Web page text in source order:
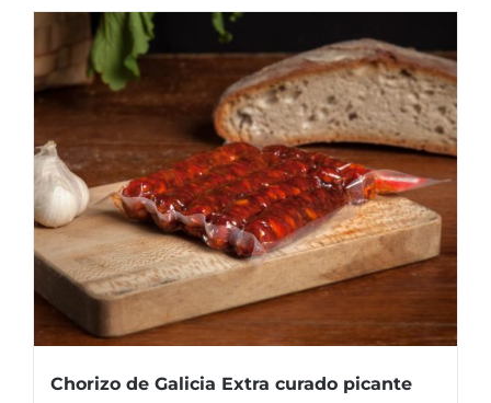
Chorizo de Galicia Extra curado picante